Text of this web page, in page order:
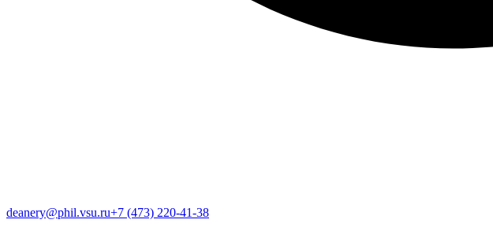
deanery@phil.vsu.ru+7 (473) 220-41-38